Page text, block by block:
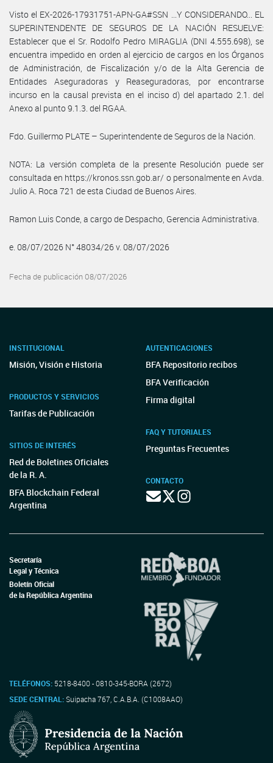
Visto el EX-2026-17931751-APN-GA#SSN ...Y CONSIDERANDO... EL
SUPERINTENDENTE DE SEGUROS DE LA NACIÓN RESUELVE:
Establecer que el Sr. Rodolfo Pedro MIRAGLIA (DNI 4.555.698), se
encuentra impedido en orden al ejercicio de cargos en los Órganos
de Administración, de Fiscalización y/o de la Alta Gerencia de
Entidades Aseguradoras y Reaseguradoras, por encontrarse
incurso en la causal prevista en el inciso d) del apartado 2.1. del
Anexo al punto 9.1.3. del RGAA.
Fdo. Guillermo PLATE – Superintendente de Seguros de la Nación.
NOTA: La versión completa de la presente Resolución puede ser
consultada en https://kronos.ssn.gob.ar/ o personalmente en Avda.
Julio A. Roca 721 de esta Ciudad de Buenos Aires.
Ramon Luis Conde, a cargo de Despacho, Gerencia Administrativa.
e. 08/07/2026 N° 48034/26 v. 08/07/2026
Fecha de publicación 08/07/2026
INSTITUCIONAL
Misión, Visión e Historia
PRODUCTOS Y SERVICIOS
Tarifas de Publicación
SITIOS DE INTERÉS
Red de Boletines Oficiales
de la R. A.
BFA Blockchain Federal
Argentina
AUTENTICACIONES
BFA Repositorio recibos
BFA Verificación
Firma digital
FAQ Y TUTORIALES
Preguntas Frecuentes
CONTACTO
Secretaría
Legal y Técnica
Boletín Oficial
de la República Argentina
TELÉFONOS: 5218-8400 - 0810-345-BORA (2672)
SEDE CENTRAL:Suipacha 767, C.A.B.A. (C1008AAO)